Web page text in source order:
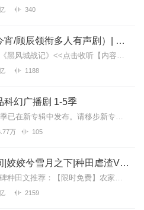
340
龙图案卷集（今宵/顾辰领衔多人有声剧）| 探案
龙图续集原班人马《黑风城战记》<<点击收听【内容简介】《龙图案卷集》是由耳雅根据古典名著《三侠五义》（又叫七五）改编所写的网络小说，主要讲述的是鼠（白玉堂）...
1188
科幻广播剧 1-5季
第5季已完结。第6季已在新专辑中发布。请移步新专辑：《少年黑客第6季——量子行动与差分机的网军灭绝计划》第5季的故事我们讲到核潜艇在大爆炸之后不见踪影，GMK也...
万 105
农门长姐有空间|姣姣兮雪月之下|种田虐渣VIP免费
全网都在听的高口碑种田文推荐：【限时免费】农家小福女|姣姣兮郁雨竹|全网最快寒门大俗人|姣姣兮杜骁|萌宝女强古言爽文魏晋干饭人未删减全网最快|农家小福...
2159